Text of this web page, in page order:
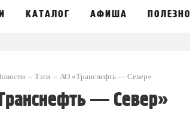
КАТАЛОГ АФИША ПОЛЕЗНО
Тэги АО «Транснефть — Север»
— Север»